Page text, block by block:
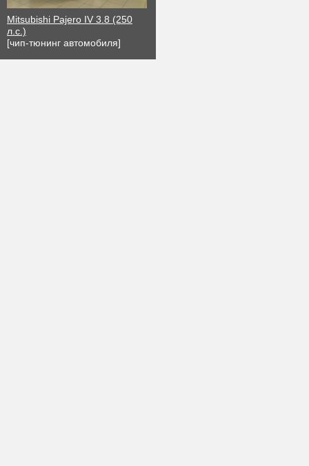
Mitsubishi Pajero IV 3.8 (250
л.с.)
[чип-тюнинг автомобиля]